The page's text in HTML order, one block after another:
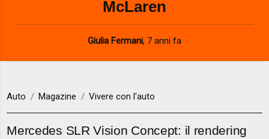
McLaren
Giulia Fermani, 7 anni fa
Auto Magazine Vivere con l'auto
Mercedes SLR Vision Concept: il rendering